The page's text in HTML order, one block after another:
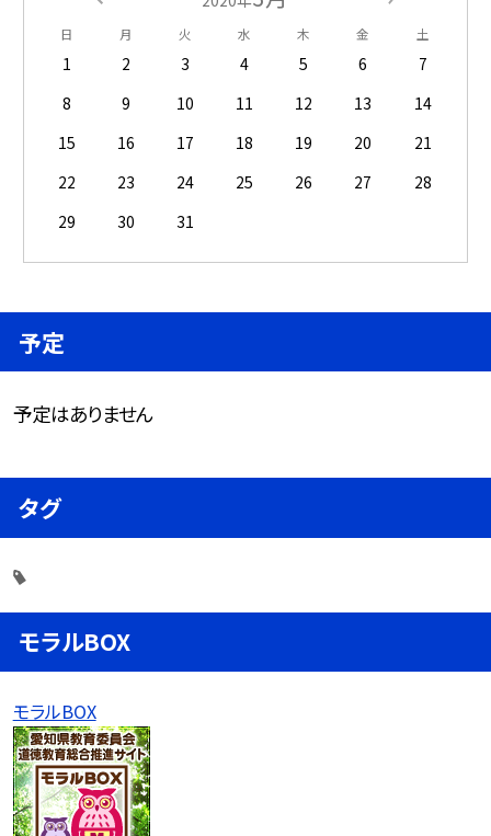
日 月 火 水 木 金 土
1 2 3 4 5 6
7
8
9 10 11 12 13
14
15
16 17 18 19 20
21
22
23 24 25 26 27
28
29
30 31
予定
予定はありません
タグ
モラルBOX
モラルBOX